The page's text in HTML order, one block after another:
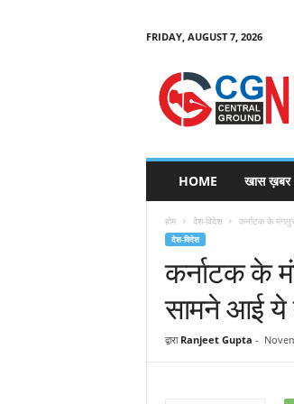
FRIDAY, AUGUST 7, 2026
C
HOME खास ख़बर
होम देश-विदेश कर्नाटक के
देश-विदेश
कर्नाटक के
सामने आई ये
द्वारा Ranjeet Gupta -